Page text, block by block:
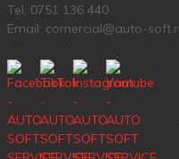
Tel: 0751 136 440
Email: comercial@auto-